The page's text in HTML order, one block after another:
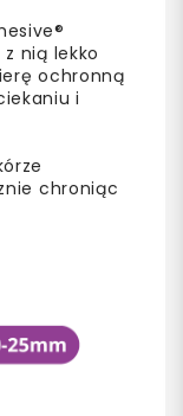
nią lekko
ochronną
i
chroniąc